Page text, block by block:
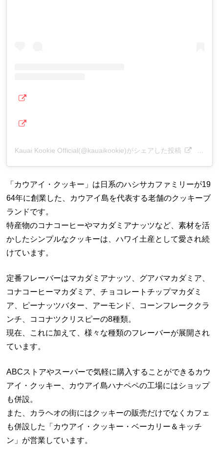
Kauai Kookie Official(@kauaikookie)がシェアした投稿
「カウアイ・クッキー」は日系のハシサカファミリーが19
64年に創業した、カウアイ島を代表する老舗のクッキーブ
ランドです。
特産物のコナコーヒーやマカダミアナッツなど、素材を活
かしたシンプルなクッキーは、ハワイ土産として愛され続
けています。
定番フレーバーはマカダミアナッツ、グアバマカダミア、
コナコーヒーマカダミア、チョコレートチップマカダミ
ア、ピーナッツバター、アーモンド、コーンフレーククラ
ンチ、ココナツクリスピーの8種類。
現在、これに加えて、様々な種類のフレーバーが展開され
ています。
ABCストアやスーパーで気軽に購入することができるカウ
アイ・クッキー、カウアイ島ハナペペの工場にはショップ
も併設。
また、カラヘオの街にはクッキーの販売だけでなくカフェ
も併設した「カウアイ・クッキー・ベーカリー＆キッチ
ン」が営業しています。